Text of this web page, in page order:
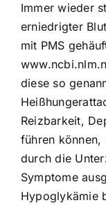
Immer wieder
erniedrigter
mit PMS
diese so
Reizbarkeit,
führen können,
durch die
Symptome
Hypoglykämie